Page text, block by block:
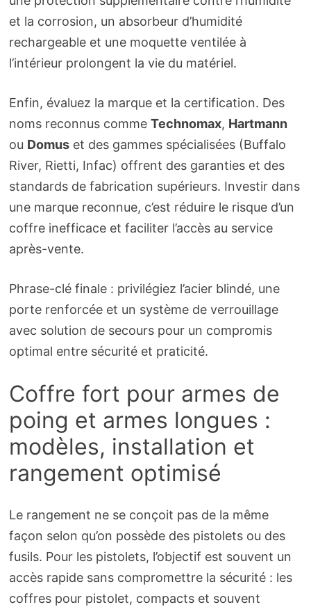
et la corrosion, un absorbeur d’humidité
rechargeable et une moquette ventilée à
l’intérieur prolongent la vie du matériel.
Enfin, évaluez la marque et la certification. Des
noms reconnus comme Technomax, Hartmann
ou Domuset des gammes spécialisées (Buffalo
River, Rietti, Infac) offrent des garanties et des
standards de fabrication supérieurs. Investir dans
une marque reconnue, c’est réduire le risque d’un
coffre inefficace et faciliter l’accès au service
après-vente.
Phrase-clé finale : privilégiez l’acier blindé, une
porte renforcée et un système de verrouillage
avec solution de secours pour un compromis
optimal entre sécurité et praticité.
Coffre fort pour armes de
poing et armes longues :
modèles, installation et
rangement optimisé
Le rangement ne se conçoit pas de la même
façon selon qu’on possède des pistolets ou des
fusils. Pour les pistolets, l’objectif est souvent un
accès rapide sans compromettre la sécurité : les
coffres pour pistolet, compacts et souvent